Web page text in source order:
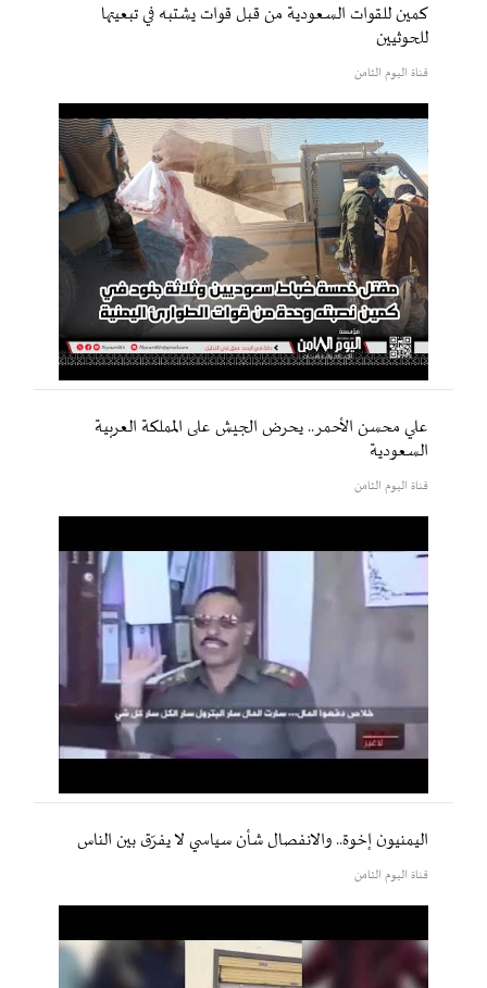
كمين للقوات السعودية من قبل قوات يشتبه في تبعيتها
للحوثيين
قناة اليوم الثامن
علي محسن الأحمر.. يحرض الجيش على المملكة العربية
السعودية
قناة اليوم الثامن
اليمنيون إخوة.. والانفصال شأن سياسي لا يفرّق بين الناس
قناة اليوم الثامن